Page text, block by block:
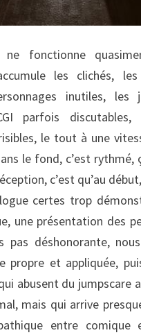
fonctionne
les clichés,
inutiles, les
parfois
le tout à une
le fond, c’est rythmé,
c’est qu’au
certes trop
une présentation des
pas déshonorante,
propre et appliquée,
abusent du jumpscare
mais qui arrive
entre comique